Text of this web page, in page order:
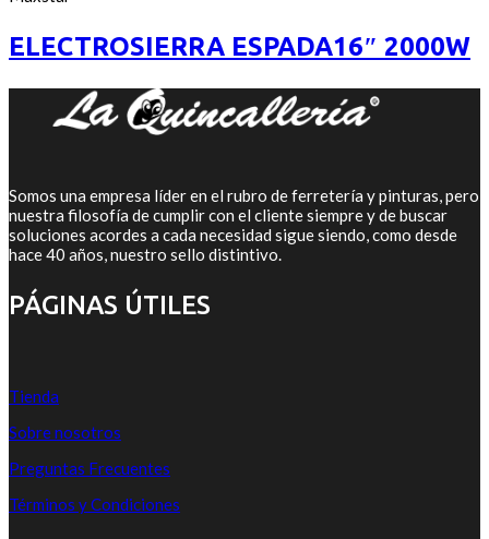
of
ELECTROSIERRA ESPADA16″ 2000W
Somos una empresa líder en el rubro de ferretería y pinturas, pero
nuestra filosofía de cumplir con el cliente siempre y de buscar
soluciones acordes a cada necesidad sigue siendo, como desde
hace 40 años, nuestro sello distintivo.
PÁGINAS ÚTILES
Tienda
Sobre nosotros
Preguntas Frecuentes
Términos y Condiciones